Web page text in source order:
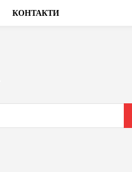
КОНТАКТИ